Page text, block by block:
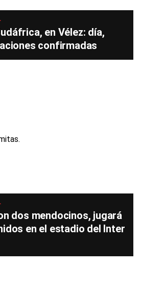
en Vélez: día,
confirmadas
dos mendocinos, jugará
en el estadio del Inter